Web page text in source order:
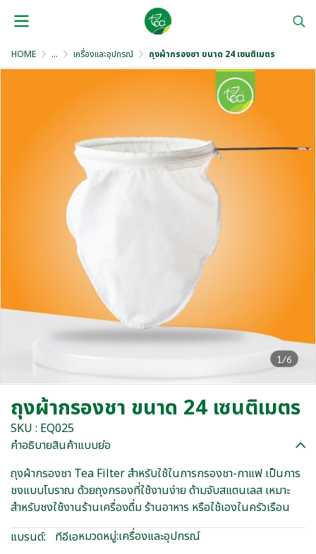
HOME ... เครื่องและอุปกรณ์ ถุงผ้ากรองชา ขนาด 24 เซนติเมตร
1/6
ถุงผ้ากรองชา ขนาด 24 เซนติเมตร
SKU : EQ025
คำอธิบายสินค้าแบบย่อ
ถุงผ้ากรองชา Tea Filter สำหรับใช้ในการกรองชา-กาแฟ เป็นการ
ชงแบบโบราณ ด้วยถุงกรองที่ใช้งานง่าย ด้ามจับสแตนเลส เหมาะ
สำหรับชงใช้งานร้านเครื่องดื่ม ร้านอาหาร หรือใช้เองในครัวเรือน
แบรนด์:
ทีอีเอหมวดหมู่:เครื่องและอุปกรณ์